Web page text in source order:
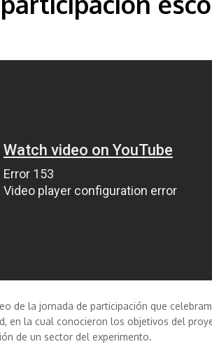
de la jornada de participación que
en la cual conocieron los objetivos del
de un sector del experimento.